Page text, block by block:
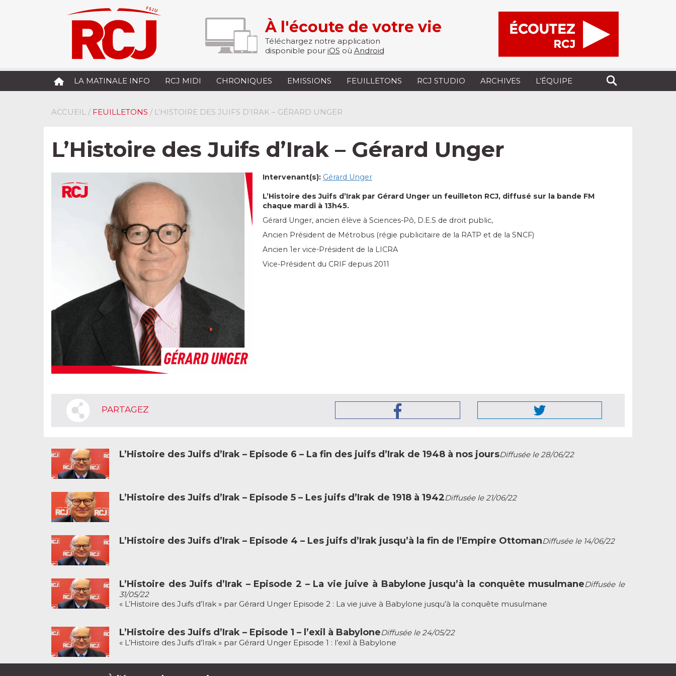
À l'écoute de votre vie
Téléchargez notre application
disponible pour iOS où Android
LA MATINALE INFO RCJ MIDI CHRONIQUES EMISSIONS FEUILLETONS RCJ STUDIO ARCHIVES L’ÉQUIPE
ACCUEIL / FEUILLETONS / L’HISTOIRE DES JUIFS D’IRAK – GÉRARD UNGER
L’Histoire des Juifs d’Irak – Gérard Unger
Intervenant(s): Gérard Unger
L’Histoire des Juifs d’Irak par Gérard Unger un feuilleton RCJ, diffusé sur la bande FM
chaque mardi à 13h45.
Gérard Unger, ancien élève à Sciences-Pô, D.E.S de droit public,
Ancien Président de Métrobus (régie publicitaire de la RATP et de la SNCF)
Ancien 1er vice-Président de la LICRA
Vice-Président du CRIF depuis 2011
PARTAGEZ
L’Histoire des Juifs d’Irak – Episode 6 – La fin des juifs d’Irak de 1948 à nos joursDiffusée le 28/06/22
L’Histoire des Juifs d’Irak – Episode 5 – Les juifs d’Irak de 1918 à 1942Diffusée le 21/06/22
L’Histoire des Juifs d’Irak – Episode 4 – Les juifs d’Irak jusqu’à la fin de l’Empire OttomanDiffusée le 14/06/22
L’Histoire des Juifs d’Irak – Episode 2 – La vie juive à Babylone jusqu’à la conquête musulmaneDiffusée le
31/05/22
« L’Histoire des Juifs d’Irak » par Gérard Unger Episode 2 : La vie juive à Babylone jusqu’à la conquête musulmane
L’Histoire des Juifs d’Irak – Episode 1 – l’exil à BabyloneDiffusée le 24/05/22
« L’Histoire des Juifs d’Irak » par Gérard Unger Episode 1 : l’exil à Babylone